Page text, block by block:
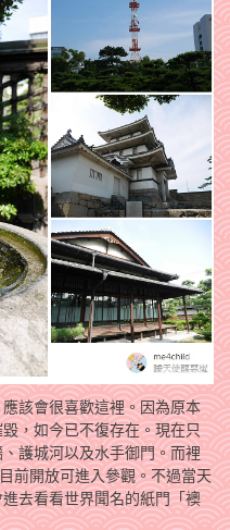
該會很喜歡這裡。因為原本
，如今已不復存在。現在只
護城河以及水手御門。而裡
前開放可進入參觀。不過當天
去看看世界聞名的紙門「襖